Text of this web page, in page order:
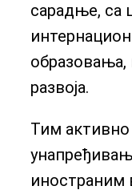
сарадње, са
образовања,
развоја.
Тим активно